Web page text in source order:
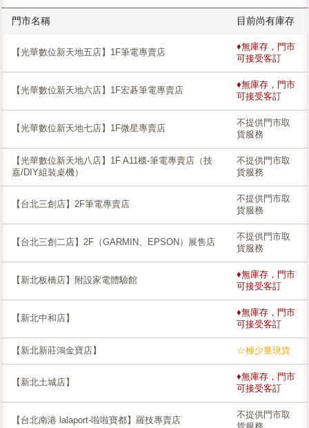
門市名稱 目前尚有庫存
【光華數位新天地五店】1F筆電專賣店
♦無庫存，門市
可接受客訂
【光華數位新天地六店】1F宏碁筆電專賣店
♦無庫存，門市
可接受客訂
【光華數位新天地七店】1F微星專賣店
不提供門市取
貨服務
【光華數位新天地八店】1F A11櫃-筆電專賣店（技
嘉/DIY組裝桌機）
不提供門市取
貨服務
【台北三創店】2F筆電專賣店
不提供門市取
貨服務
【台北三創二店】2F（GARMIN、EPSON）展售店
不提供門市取
貨服務
【新北板橋店】附設家電體驗館
♦無庫存，門市
可接受客訂
【新北中和店】
♦無庫存，門市
可接受客訂
【新北新莊鴻金寶店】 ☆極少量現貨
【新北土城店】
♦無庫存，門市
可接受客訂
【台北南港 lalaport-啦啦寶都】羅技專賣店
不提供門市取